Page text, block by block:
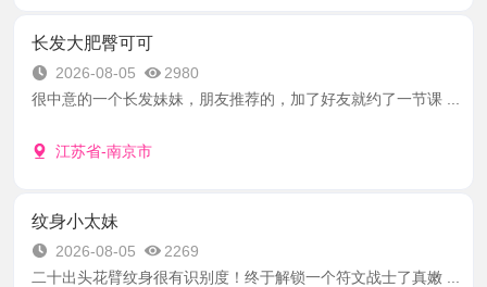
长发大肥臀可可
2026-08-05
2980
很中意的一个长发妹妹，朋友推荐的，加了好友就约了一节课 ...
江苏省-南京市
纹身小太妹
2026-08-05
2269
二十出头花臂纹身很有识别度！终于解锁一个符文战士了真嫩 ...